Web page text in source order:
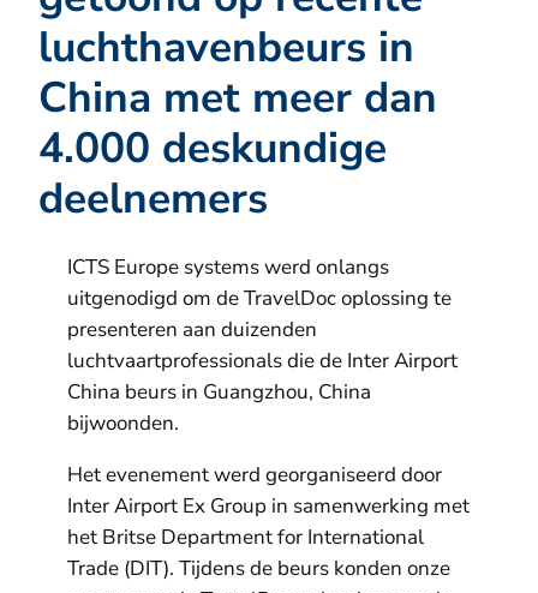
luchthavenbeurs in
China met meer dan
4.000 deskundige
deelnemers
ICTS Europe systems werd onlangs
uitgenodigd om de TravelDoc oplossing te
presenteren aan duizenden
luchtvaartprofessionals die de Inter Airport
China beurs in Guangzhou, China
bijwoonden.
Het evenement werd georganiseerd door
Inter Airport Ex Group in samenwerking met
het Britse Department for International
Trade (DIT). Tijdens de beurs konden onze